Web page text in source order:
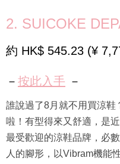
2. SUICOKE
約 HK$ 545.23 (¥
－ 按此入手 －
誰說過了8月就不用買涼鞋
啦！有型得來又舒適，是
最受歡迎的涼鞋品牌，必
人的腳形，以Vibram機能